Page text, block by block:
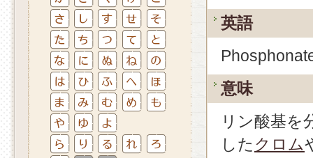
英語
意味
リン酸基を
した クロム